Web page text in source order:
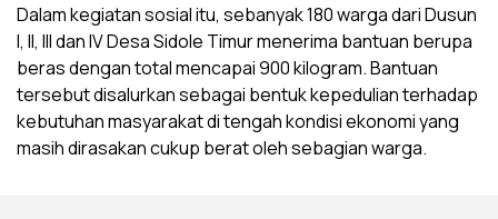
Dalam kegiatan sosial itu, sebanyak 180 warga dari Dusun
I, II, III dan IV Desa Sidole Timur menerima bantuan berupa
beras dengan total mencapai 900 kilogram. Bantuan
tersebut disalurkan sebagai bentuk kepedulian terhadap
kebutuhan masyarakat di tengah kondisi ekonomi yang
masih dirasakan cukup berat oleh sebagian warga.